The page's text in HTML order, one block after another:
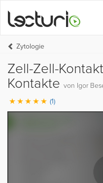
Zytologie
Zell-Zell-
Kontakte von Igor
(1)